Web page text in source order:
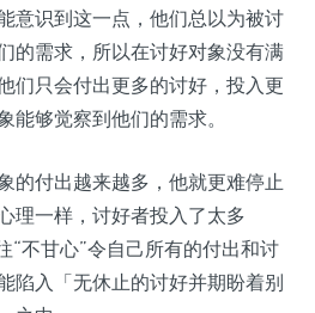
意识到这一点，他们总以为被讨
的需求，所以在讨好对象没有满
们只会付出更多的讨好，投入更
能够觉察到他们的需求。
的付出越来越多，他就更难停止
理一样，讨好者投入了太多
“不甘心”令自己所有的付出和讨
陷入「无休止的讨好并期盼着别